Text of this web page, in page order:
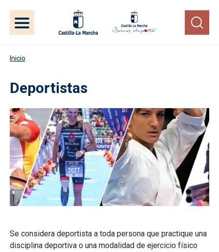
Inicio
Deportistas
Se considera deportista a toda persona que practique una
disciplina deportiva o una modalidad de ejercicio físico